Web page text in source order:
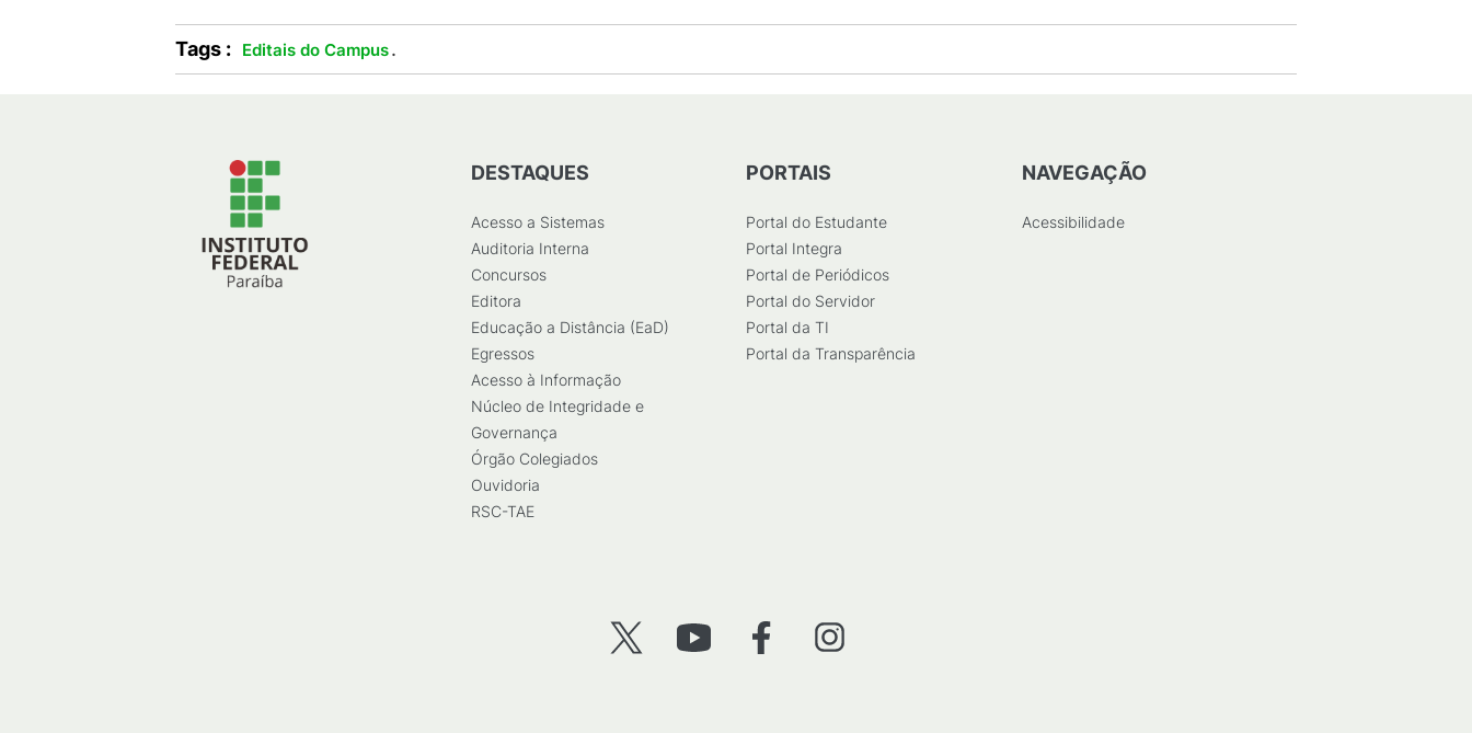
Tags : Editais do Campus.
DESTAQUES
Acesso a Sistemas
Auditoria Interna
Concursos
Editora
Educação a Distância (EaD)
Egressos
Acesso à Informação
Núcleo de Integridade e
Governança
Órgão Colegiados
Ouvidoria
RSC-TAE
PORTAIS
Portal do Estudante
Portal Integra
Portal de Periódicos
Portal do Servidor
Portal da TI
Portal da Transparência
NAVEGAÇÃO
Acessibilidade